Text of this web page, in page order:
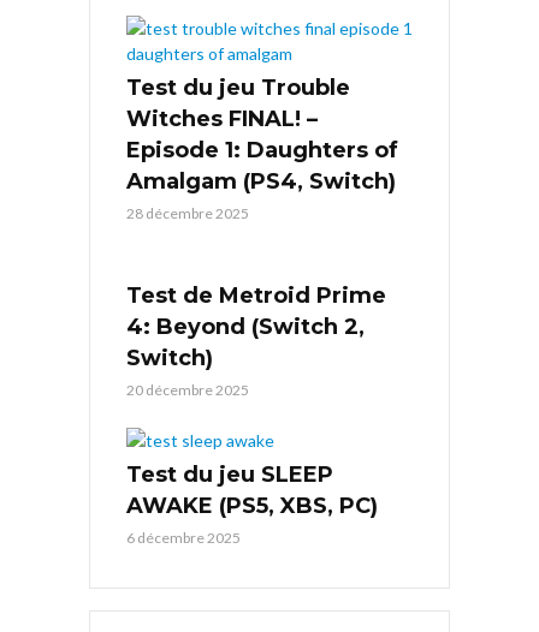
Test du jeu Trouble
Witches FINAL! –
Episode 1: Daughters of
Amalgam (PS4, Switch)
28 décembre 2025
Test de Metroid Prime
4: Beyond (Switch 2,
Switch)
20 décembre 2025
Test du jeu SLEEP
AWAKE (PS5, XBS, PC)
6 décembre 2025